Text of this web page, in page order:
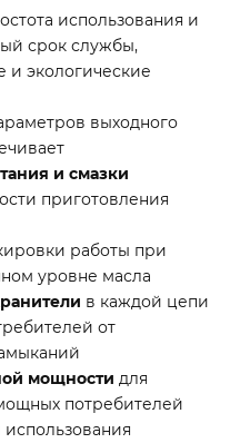
использования и
срок службы,
и экологические
выходного
и смазки
приготовления
работы при
уровне масла
в каждой цепи
от
мощности для
потребителей